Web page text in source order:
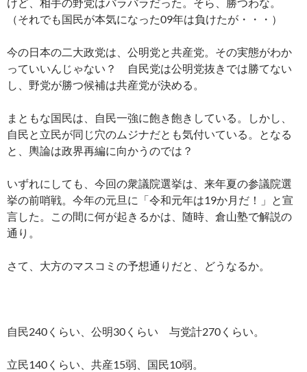
（それでも国民が本気になった09年は負けたが・・・）
今の日本の二大政党は、公明党と共産党。その実態がわか
っていいんじゃない？ 自民党は公明党抜きでは勝てない
し、野党が勝つ候補は共産党が決める。
まともな国民は、自民一強に飽き飽きしている。しかし、
自民と立民が同じ穴のムジナだとも気付いている。となる
と、輿論は政界再編に向かうのでは？
いずれにしても、今回の衆議院選挙は、来年夏の参議院選
挙の前哨戦。今年の元旦に「令和元年は19か月だ！」と宣
言した。この間に何が起きるかは、随時、倉山塾で解説の
通り。
さて、大方のマスコミの予想通りだと、どうなるか。
自民240くらい、公明30くらい 与党計270くらい。
立民140くらい、共産15弱、国民10弱。